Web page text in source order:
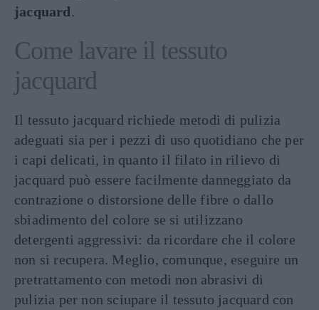
jacquard.
Come lavare il tessuto
jacquard
Il tessuto jacquard richiede metodi di pulizia
adeguati sia per i pezzi di uso quotidiano che per
i capi delicati, in quanto il filato in rilievo di
jacquard può essere facilmente danneggiato da
contrazione o distorsione delle fibre o dallo
sbiadimento del colore se si utilizzano
detergenti aggressivi: da ricordare che il colore
non si recupera. Meglio, comunque, eseguire un
pretrattamento con metodi non abrasivi di
pulizia per non sciupare il tessuto jacquard con